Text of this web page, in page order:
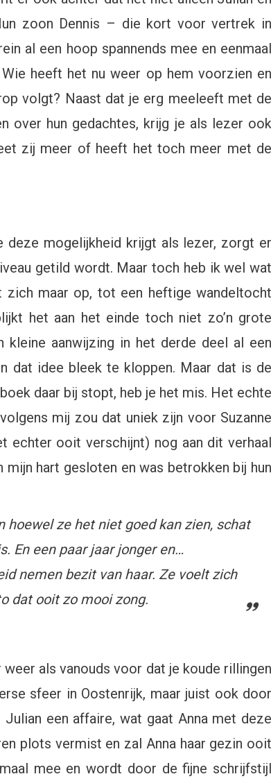
zoon Dennis – die kort voor vertrek in
al een hoop spannends mee en eenmaal
heeft het nu weer op hem voorzien en
volgt? Naast dat je erg meeleeft met de
over hun gedachtes, krijg je als lezer ook
zij meer of heeft het toch meer met de
deze mogelijkheid krijgt als lezer, zorgt er
getild wordt. Maar toch heb ik wel wat
zich maar op, tot een heftige wandeltocht
het aan het einde toch niet zo’n grote
aanwijzing in het derde deel al een
dat idee bleek te kloppen. Maar dat is de
daar bij stopt, heb je het mis. Het echte
mij zou dat uniek zijn voor Suzanne
echter ooit verschijnt) nog aan dit verhaal
hart gesloten en was betrokken bij hun
hoewel ze het niet goed kan zien, schat
En een paar jaar jonger en…
nemen bezit van haar. Ze voelt zich
dat ooit zo mooi zong.
weer als vanouds voor dat je koude rillingen
sfeer in Oostenrijk, maar juist ook door
een affaire, wat gaat Anna met deze
plots vermist en zal Anna haar gezin ooit
mee en wordt door de fijne schrijfstijl